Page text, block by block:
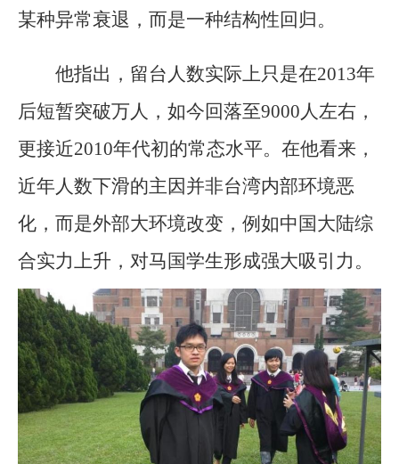
某种异常衰退，而是一种结构性回归。
他指出，留台人数实际上只是在2013年
后短暂突破万人，如今回落至9000人左右，
更接近2010年代初的常态水平。在他看来，
近年人数下滑的主因并非台湾内部环境恶
化，而是外部大环境改变，例如中国大陆综
合实力上升，对马国学生形成强大吸引力。